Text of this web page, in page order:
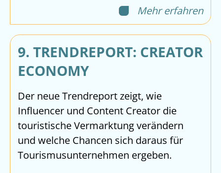
Mehr erfahren
9. TRENDREPORT: CREATOR
ECONOMY
Der neue Trendreport zeigt, wie
Influencer und Content Creator die
touristische Vermarktung verändern
und welche Chancen sich daraus für
Tourismusunternehmen ergeben.